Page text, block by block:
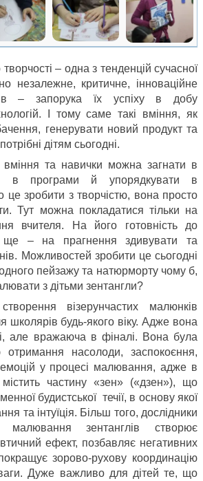
– одна з тенденцій сучасної
незалежне, критичне, інноваційне
– запорука їх успіху в добу
І тому саме такі вміння, як
генерувати новий продукт та
дітям сьогодні.
та навички можна загнати в
в програми й упорядкувати в
це зробити з творчістю, вона просто
Тут можна покладатися тільки на
вчителя. На його готовність до
ще – на прагнення здивувати та
Можливостей зробити це сьогодні
пейзажу та натюрморту чому б,
з дітьми зентангли?
візерунчастих малюнків
школярів будь-якого віку. Адже вона
але вражаюча в фіналі. Вона була
насолоди, заспокоєння,
у процесі малювання, адже в
містить частину «зен» («дзен»), що
будистської течії, в основу якої
та інтуїція. Більш того, дослідники
малювання зентанглів створює
ефект, позбавляє негативних
зорово-рухову координацію
Дуже важливо для дітей те, що